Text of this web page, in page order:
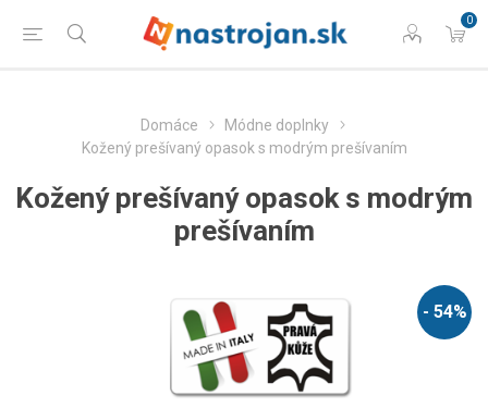
0
Domáce
Módne doplnky
Kožený prešívaný opasok s modrým prešívaním
Kožený prešívaný opasok s modrým
prešívaním
- 54%